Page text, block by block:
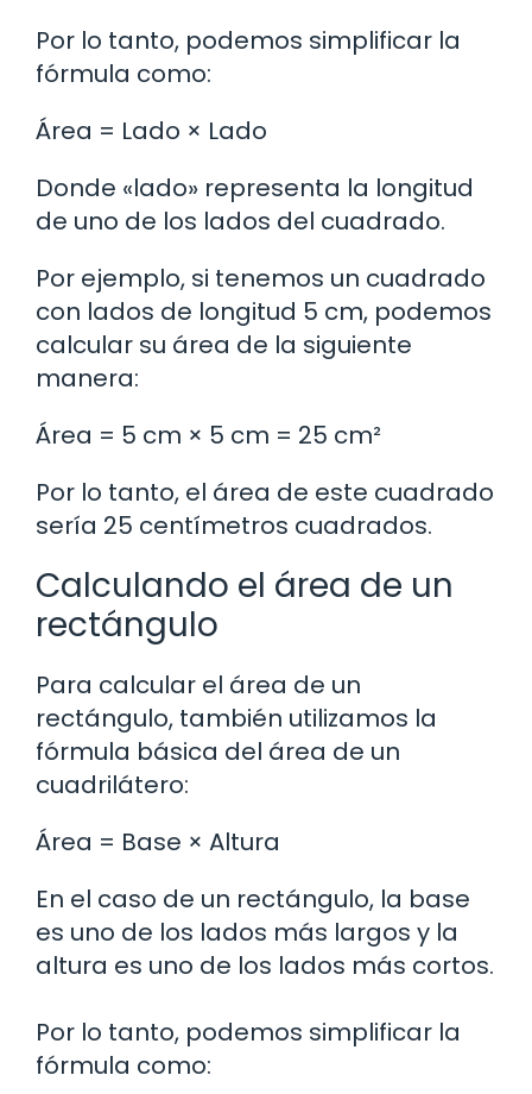
Por lo tanto, podemos simplificar la
fórmula como:
Área = Lado × Lado
Donde «lado» representa la longitud
de uno de los lados del cuadrado.
Por ejemplo, si tenemos un cuadrado
con lados de longitud 5 cm, podemos
calcular su área de la siguiente
manera:
Área = 5 cm × 5 cm = 25 cm²
Por lo tanto, el área de este cuadrado
sería 25 centímetros cuadrados.
Calculando el área de un
rectángulo
Para calcular el área de un
rectángulo, también utilizamos la
fórmula básica del área de un
cuadrilátero:
Área = Base × Altura
En el caso de un rectángulo, la base
es uno de los lados más largos y la
altura es uno de los lados más cortos.
Por lo tanto, podemos simplificar la
fórmula como: